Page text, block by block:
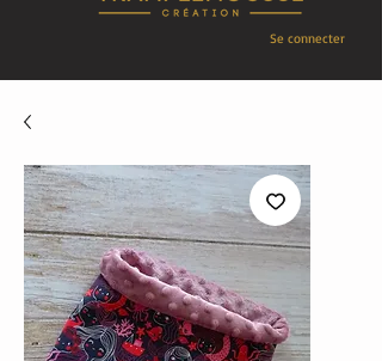
Se connecter